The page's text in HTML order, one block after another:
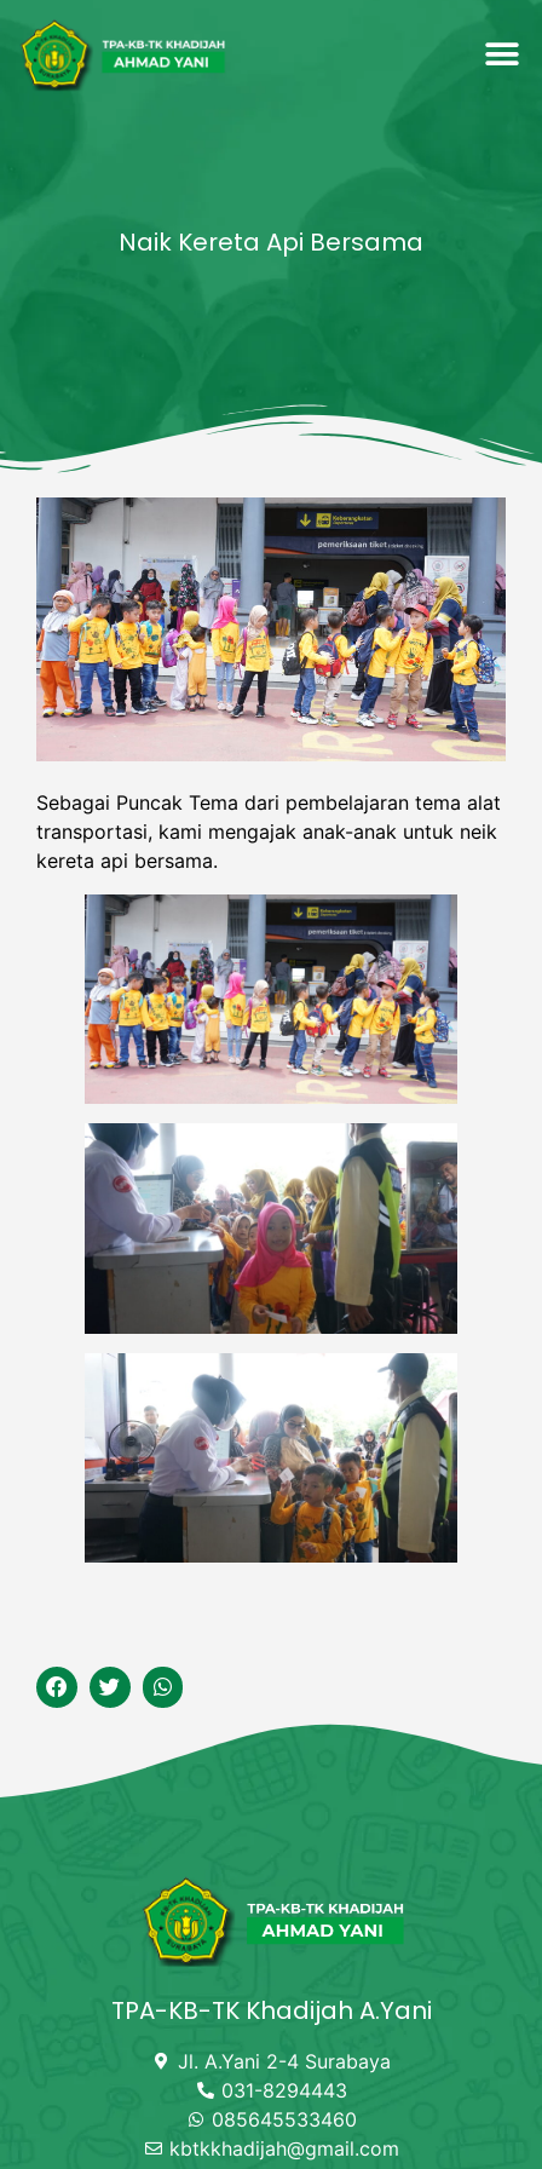
Naik Kereta Api Bersama
Sebagai Puncak Tema dari pembelajaran tema alat
transportasi, kami mengajak anak-anak untuk neik
kereta api bersama.
TPA-KB-TK Khadijah A.Yani
Jl. A.Yani 2-4 Surabaya
031-8294443
085645533460
kbtkkhadijah@gmail.com